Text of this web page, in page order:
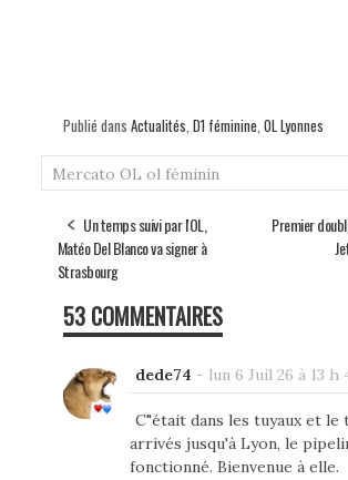
Publié dans Actualités, D1 féminine, OL Lyonnes
Mercato OL ol féminin
Un temps suivi par l'OL,
Matéo Del Blanco va signer à
Strasbourg
Premier
53 COMMENTAIRES
dede74 - lun 6 Juil 26 à 13 h
C"était dans les tuyaux et le
arrivés jusqu'à Lyon, le
fonctionné. Bienvenue à elle.